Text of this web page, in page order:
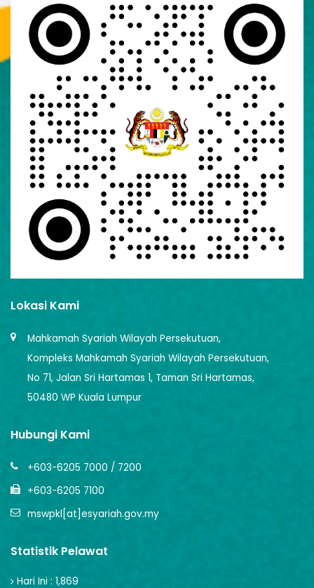
Lokasi Kami
Mahkamah Syariah Wilayah Persekutuan,
Kompleks Mahkamah Syariah Wilayah Persekutuan,
No 71, Jalan Sri Hartamas 1, Taman Sri Hartamas,
50480 WP Kuala Lumpur
Hubungi Kami
+603-6205 7000 / 7200
+603-6205 7100
mswpkl[at]esyariah.gov.my
Statistik Pelawat
Hari Ini : 1,869